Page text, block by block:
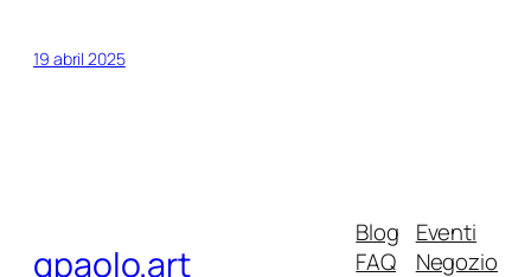
19 abril 2025
gpaolo.art
Blog
FAQ
Eventi
Negozio